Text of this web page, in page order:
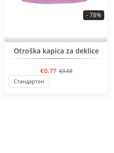
BESTSELLER
Otroška kapica za deklice
€0.77 €3.58
- 78%
Стандартен